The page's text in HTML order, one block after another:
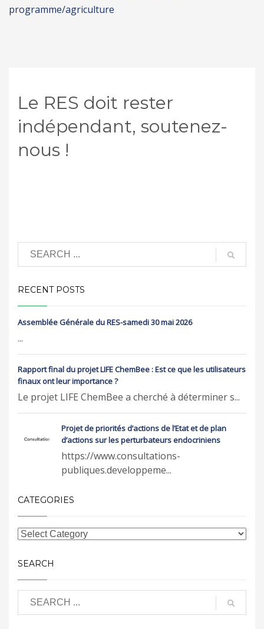
programme/agriculture
Le RES doit rester
indépendant, soutenez-
nous !
RECENT POSTS
Assemblée Générale du RES-samedi 30 mai 2026
...
Rapport final du projet LIFE ChemBee : Est ce que les utilisateurs
finaux ont leur importance ?
Le projet LIFE ChemBee a cherché à déterminer s...
Projet de priorités d’actions de l’Etat et de plan
d’actions sur les perturbateurs endocriniens
https://www.consultations-
publiques.developpeme...
CATEGORIES
SEARCH